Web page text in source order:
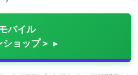
バイル
ョップ＞